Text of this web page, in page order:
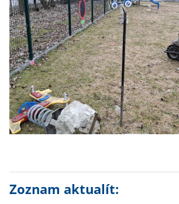
Zoznam aktualít: